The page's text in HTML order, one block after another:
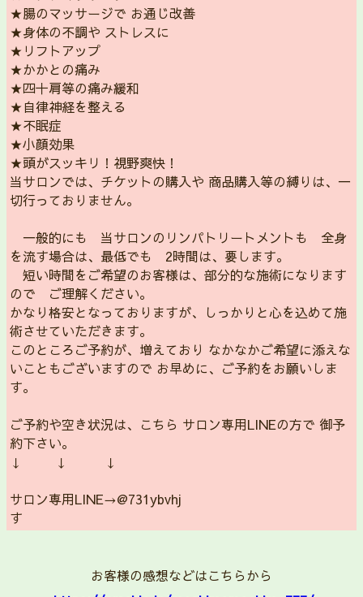
★腸のマッサージで お通じ改善
★身体の不調や ストレスに
★リフトアップ
★かかとの痛み
★四十肩等の痛み緩和
★自律神経を整える
★不眠症
★小顔効果
★頭がスッキリ！視野爽快！
当サロンでは、チケットの購入や 商品購入等の縛りは、一
切行っておりません。
一般的にも 当サロンのリンパトリートメントも 全身
を流す場合は、最低でも 2時間は、要します。
短い時間をご希望のお客様は、部分的な施術になります
ので ご理解ください。
かなり格安となっておりますが、しっかりと心を込めて施
術させていただきます。
このところご予約が、増えており なかなかご希望に添えな
いこともございますので お早めに、ご予約をお願いしま
す。
ご予約や空き状況は、こちら サロン専用LINEの方で 御予
約下さい。
↓ ↓ ↓
サロン専用LINE→@731ybvhj
す
お客様の感想などはこちらから